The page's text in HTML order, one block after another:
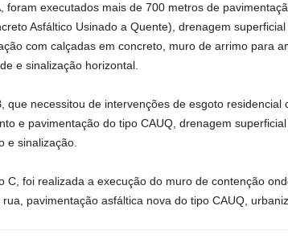
foram executados mais de 700 metros de
Asfáltico Usinado a Quente), drenagem
com calçadas em concreto, muro de arrimo para
e sinalização horizontal.
que necessitou de intervenções de esgoto residencial
e pavimentação do tipo CAUQ, drenagem
e sinalização.
C, foi realizada a execução do muro de contenção
pavimentação asfáltica nova do tipo CAUQ,